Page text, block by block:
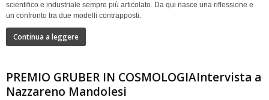
scientifico e industriale sempre più articolato. Da qui nasce una riflessione e
un confronto tra due modelli contrapposti.
Continua a leggere
PREMIO GRUBER IN COSMOLOGIAIntervista a
Nazzareno Mandolesi